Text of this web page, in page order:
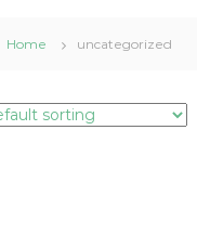
Home uncategorized